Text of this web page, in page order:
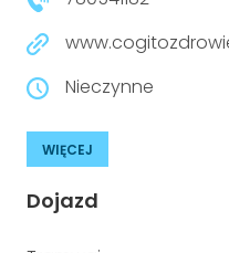
Nieczynne
WIĘCEJ
Dojazd